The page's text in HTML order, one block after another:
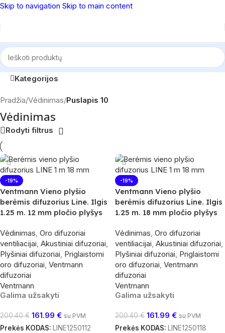
Skip to navigation Skip to main content
Kategorijos
Pradžia/Vėdinimas/Puslapis 10
Vėdinimas
Rodyti filtrus
-19%
Ventmann Vieno plyšio
berėmis difuzorius Line. Ilgis
1.25 m. 12 mm pločio plyšys
Vėdinimas, Oro difuzoriai
ventiliacijai, Akustiniai difuzoriai,
Plyšiniai difuzoriai, Priglaistomi
oro difuzoriai, Ventmann
difuzoriai
Ventmann
Galima užsakyti
200.40€ 161.99 € su PVM
Prekės KODAS: LINE1250112
-19%
Ventmann Vieno plyšio
berėmis difuzorius Line. Ilgis
1.25 m. 18 mm pločio plyšys
Vėdinimas, Oro difuzoriai
ventiliacijai, Akustiniai difuzoriai,
Plyšiniai difuzoriai, Priglaistomi
oro difuzoriai, Ventmann
difuzoriai
Ventmann
Galima užsakyti
200.40€ 161.99 € su PVM
Prekės KODAS: LINE1250118